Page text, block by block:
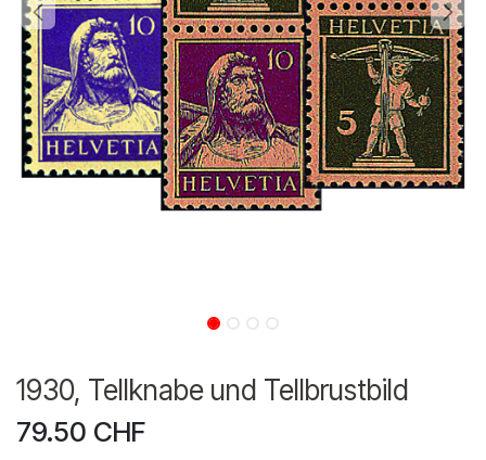
1930, Tellknabe und Tellbrustbild
79.50 CHF